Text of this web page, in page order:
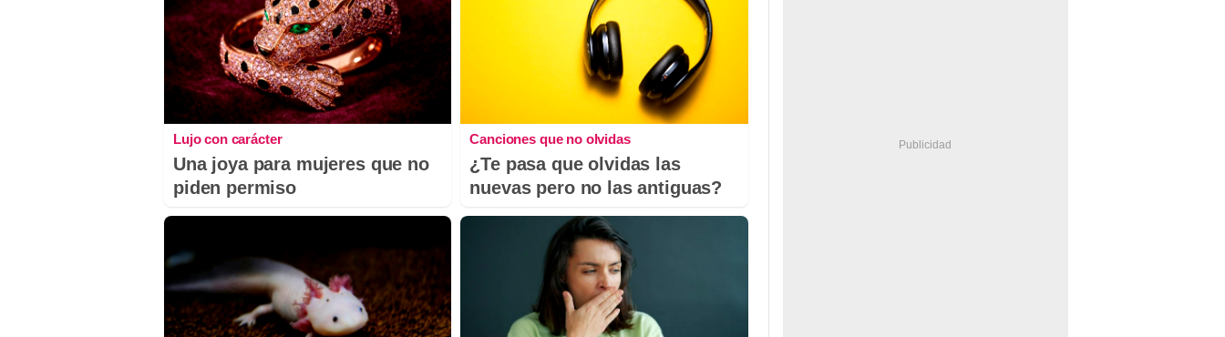
Lujo con carácter
Una joya para mujeres que no
piden permiso
Canciones que no olvidas
¿Te pasa que olvidas las
nuevas pero no las antiguas?